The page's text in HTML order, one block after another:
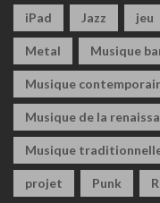
iPad Jazz jeu
Metal Musique
Musique
Musique de la
Musique
projet Punk